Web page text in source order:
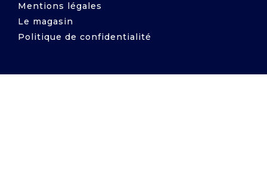
Mentions légales
Le magasin
Politique de confidentialité